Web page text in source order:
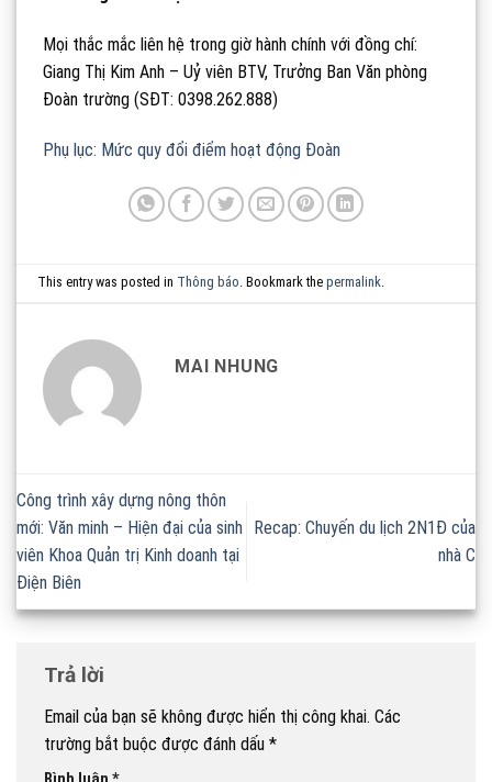
Mọi thắc mắc liên hệ trong giờ hành chính với đồng chí:
Giang Thị Kim Anh – Uỷ viên BTV, Trưởng Ban Văn phòng
Đoàn trường (SĐT: 0398.262.888)
Phụ lục: Mức quy đổi điểm hoạt động Đoàn
This entry was posted in Thông báo. Bookmark thepermalink.
MAI NHUNG
Công trình xây dựng nông thôn
mới: Văn minh – Hiện đại của sinh
viên Khoa Quản trị Kinh doanh tại
Điện Biên
Recap: Chuyến du lịch 2N1Đ của
nhà C
Trả lời
Email của bạn sẽ không được hiển thị công khai. Các
trường bắt buộc được đánh dấu *